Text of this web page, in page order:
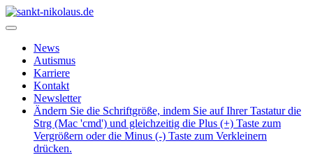
News
Autismus
Karriere
Kontakt
Newsletter
Ändern Sie die Schriftgröße, indem Sie auf Ihrer Tastatur die
Strg (Mac 'cmd') und gleichzeitig die Plus (+) Taste zum
Vergrößern oder die Minus (-) Taste zum Verkleinern
drücken.